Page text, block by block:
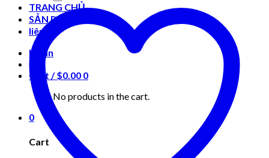
TRANG CHỦ
SẢN PHẨM
liên hệ
Login
Cart /$0.00 0
No products in the cart.
0
Cart